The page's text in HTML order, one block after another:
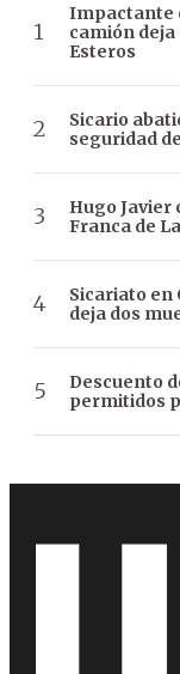
Impactante
camión
Esteros
Sicario
seguridad
Hugo Javier
Franca de
Sicariato en
deja dos
Descuento
permitidos